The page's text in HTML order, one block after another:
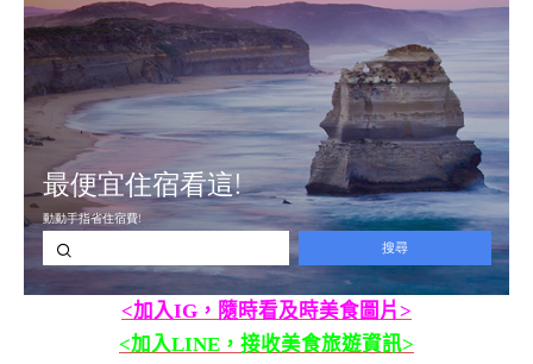
<加入IG，隨時看及時美食圖片>
<加入LINE，接收美食旅遊資訊>